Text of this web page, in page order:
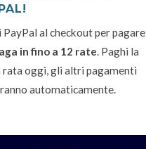
PayPal al checkout per pagare
in fino a 12 rate. Paghi la
rata oggi, gli altri pagamenti
automaticamente.